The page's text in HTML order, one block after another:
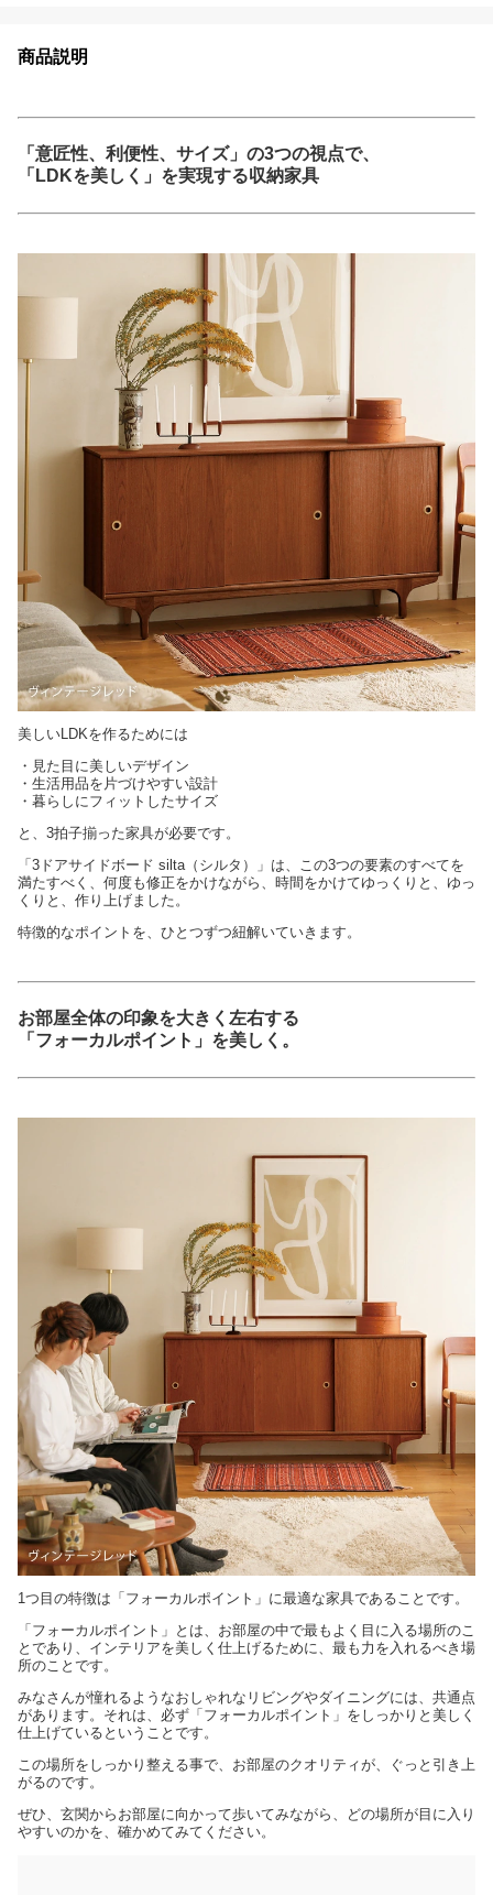
商品説明
「意匠性、利便性、サイズ」の3つの視点で、
「LDKを美しく」を実現する収納家具
美しいLDKを作るためには
・見た目に美しいデザイン
・生活用品を片づけやすい設計
・暮らしにフィットしたサイズ
と、3拍子揃った家具が必要です。
「3ドアサイドボード silta（シルタ）」は、この3つの要素のすべてを
満たすべく、何度も修正をかけながら、時間をかけてゆっくりと、ゆっ
くりと、作り上げました。
特徴的なポイントを、ひとつずつ紐解いていきます。
お部屋全体の印象を大きく左右する
「フォーカルポイント」を美しく。
1つ目の特徴は「フォーカルポイント」に最適な家具であることです。
「フォーカルポイント」とは、お部屋の中で最もよく目に入る場所のこ
とであり、インテリアを美しく仕上げるために、最も力を入れるべき場
所のことです。
みなさんが憧れるようなおしゃれなリビングやダイニングには、共通点
があります。それは、必ず「フォーカルポイント」をしっかりと美しく
仕上げているということです。
この場所をしっかり整える事で、お部屋のクオリティが、ぐっと引き上
がるのです。
ぜひ、玄関からお部屋に向かって歩いてみながら、どの場所が目に入り
やすいのかを、確かめてみてください。